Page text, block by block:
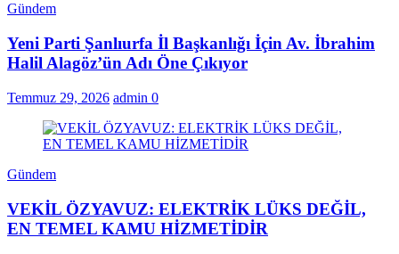
Gündem
Yeni Parti Şanlıurfa İl Başkanlığı İçin Av. İbrahim
Halil Alagöz’ün Adı Öne Çıkıyor
Temmuz 29, 2026 admin 0
Gündem
VEKİL ÖZYAVUZ: ELEKTRİK LÜKS DEĞİL,
EN TEMEL KAMU HİZMETİDİR